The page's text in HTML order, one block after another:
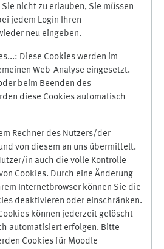
nicht zu erlauben, Sie müssen
jedem Login Ihren
neu eingeben.
Diese Cookies werden im
Web-Analyse eingesetzt.
beim Beenden des
diese Cookies automatisch
Rechner des Nutzers/der
von diesem an uns übermittelt.
in auch die volle Kontrolle
Cookies. Durch eine Änderung
Internetbrowser können Sie die
deaktivieren oder einschränken.
können jederzeit gelöscht
automatisiert erfolgen. Bitte
Cookies für Moodle